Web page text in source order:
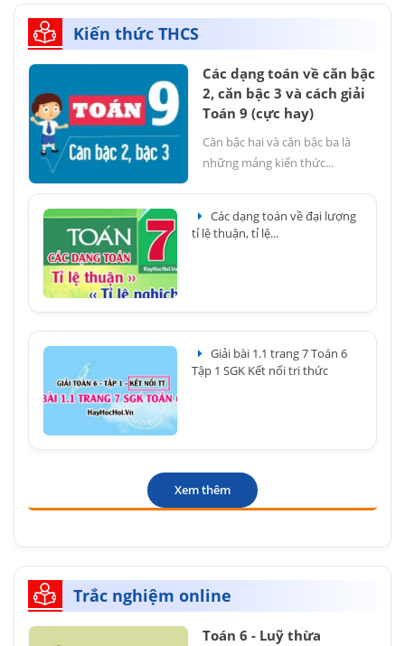
Kiến thức THCS
Các dạng toán về căn bậc
2, căn bậc 3 và cách giải
Toán 9 (cực hay)
Căn bậc hai và căn bậc ba là
những mảng kiến thức...
Các dạng toán về đại lượng
tỉ lệ thuận, tỉ lệ...
Giải bài 1.1 trang 7 Toán 6
Tập 1 SGK Kết nối tri thức
Xem thêm
Trắc nghiệm online
Toán 6 - Luỹ thừa